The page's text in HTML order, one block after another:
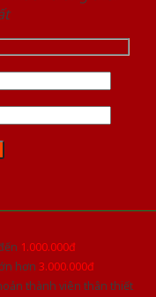
1.000.000đ
hơn 3.000.000đ
thành viên thân thiết